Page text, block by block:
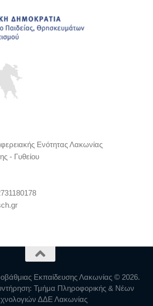
Ενότητας Λακωνίας
- Γυθείου
Εκπαίδευσης Λακωνίας © 2026.
Τμήμα Πληροφορικής & Νέων
ΔΔΕ Λακωνίας